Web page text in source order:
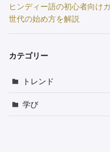
ヒンディー語の初心者向け
世代の始め方を解説
カテゴリー
トレンド
学び